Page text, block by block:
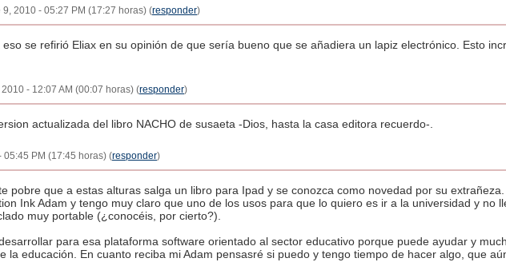
2010 - 05:27 PM (17:27 horas) (responder)
se refirió Eliax en su opinión de que sería bueno que se añadiera un lapiz electrónico. Esto
- 12:07 AM (00:07 horas) (responder)
actualizada del libro NACHO de susaeta -Dios, hasta la casa editora recuerdo-.
PM (17:45 horas) (responder)
pobre que a estas alturas salga un libro para Ipad y se conozca como novedad por su
Ink Adam y tengo muy claro que uno de los usos para que lo quiero es ir a la universidad y no
muy portable (¿conocéis, por cierto?).
para esa plataforma software orientado al sector educativo porque puede ayudar y
la educación. En cuanto reciba mi Adam pensasré si puedo y tengo tiempo de hacer algo, que